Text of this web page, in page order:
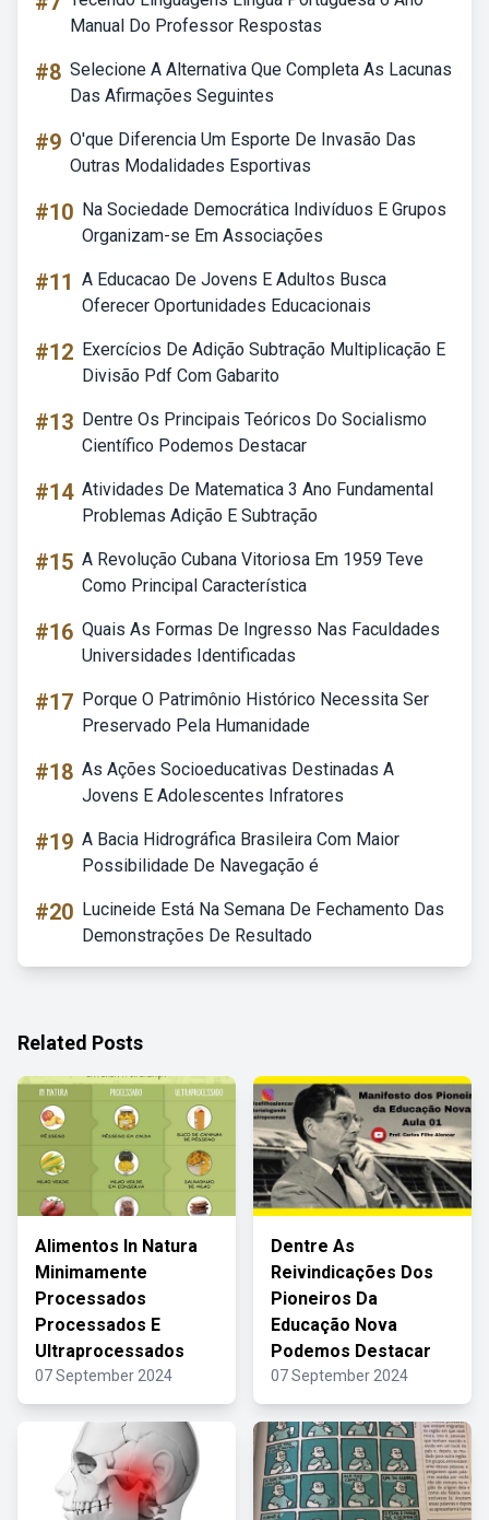
Manual Do Professor Respostas
#8 Selecione A Alternativa Que Completa As Lacunas
Das Afirmações Seguintes
#9 O'que Diferencia Um Esporte De Invasão Das
Outras Modalidades Esportivas
#10 Na Sociedade Democrática Indivíduos E Grupos
Organizam-se Em Associações
#11 A Educacao De Jovens E Adultos Busca
Oferecer Oportunidades Educacionais
#12 Exercícios De Adição Subtração Multiplicação E
Divisão Pdf Com Gabarito
#13 Dentre Os Principais Teóricos Do Socialismo
Científico Podemos Destacar
#14 Atividades De Matematica 3 Ano Fundamental
Problemas Adição E Subtração
#15 A Revolução Cubana Vitoriosa Em 1959 Teve
Como Principal Característica
#16 Quais As Formas De Ingresso Nas Faculdades
Universidades Identificadas
#17 Porque O Patrimônio Histórico Necessita Ser
Preservado Pela Humanidade
#18 As Ações Socioeducativas Destinadas A
Jovens E Adolescentes Infratores
#19 A Bacia Hidrográfica Brasileira Com Maior
Possibilidade De Navegação é
#20 Lucineide Está Na Semana De Fechamento Das
Demonstrações De Resultado
Related Posts
Alimentos In Natura
Minimamente
Processados
Processados E
Ultraprocessados
07 September 2024
Dentre As
Reivindicações Dos
Pioneiros Da
Educação Nova
Podemos Destacar
07 September 2024